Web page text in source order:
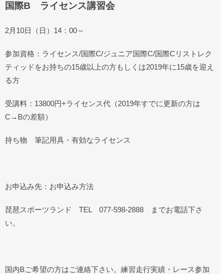
国際B ライセンス講習会
2月10日（日）14：00～
参加資格：ライセンス/国際C/ジュニア国際C/国際Cリストレク
ティッドをお持ちの15歳以上の方もしくは2019年に15歳を迎え
る方
受講料：13800円+ライセンス代（2019年すでに更新の方は
C→Bの差額）
持ち物 筆記用具・有効なライセンス
お申込み先：お申込み方法
琵琶スポーツランド TEL 077-598-2888 までお電話下さ
い。
国内Bご希望の方はご連絡下さい。練習走行実績・レース参加